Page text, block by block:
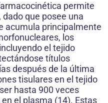
permite
que posee una
acumula principalmente
los
el tejido
títulos
después de la última
tisulares en el tejido
hasta 900 veces
el plasma (14). Estas